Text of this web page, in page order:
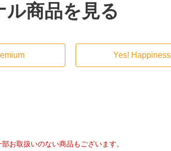
商品を見る
Yes! Happiness
お取扱いのない商品もございます。